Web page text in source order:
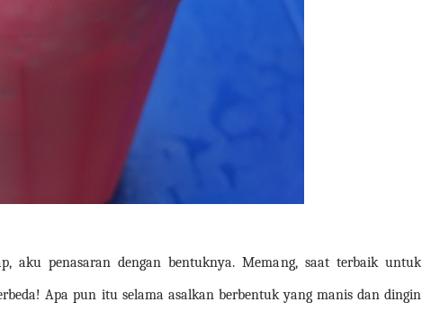
aku penasaran dengan bentuknya. Memang, saat terbaik untuk
Apa pun itu selama asalkan berbentuk yang manis dan dingin